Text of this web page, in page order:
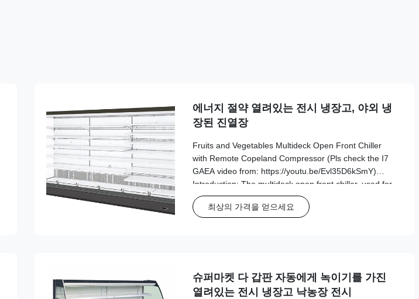
에너지 절약 열려있는 전시 냉장고, 야외 냉
장된 진열장
Fruits and Vegetables Multideck Open Front Chiller
with Remote Copeland Compressor (Pls check the I7
GAEA video from: https://youtu.be/Evl35D6kSmY)
Introduction: The multideck open front chiller, used for
food retail and manufacturing, is ideal if you’re looking
for a way to increase the visibility ...
최상의 가격을 얻으세요
슈퍼마켓 다 갑판 자동에게 녹이기를 가진
열려있는 전시 냉장고 낙농장 전시